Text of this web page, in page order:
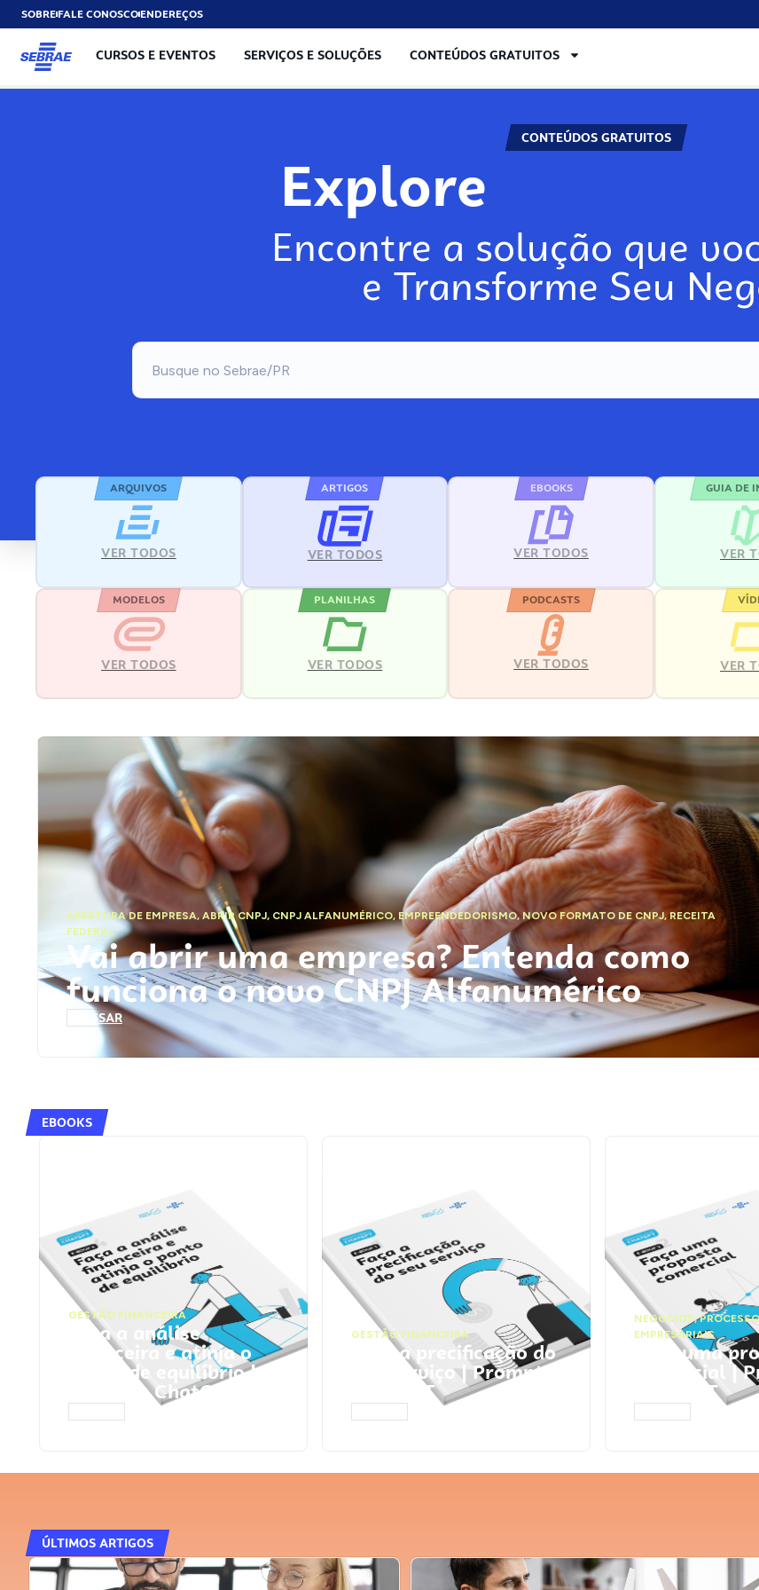
SOBREFALE CONOSCOENDEREÇOS
CURSOS E EVENTOS SERVIÇOS E SOLUÇÕES CONTEÚDOS GRATUITOS
CONTEÚDOS GRATUITOS
Explore
Encontre a solução que
e Transforme Seu
ARQUIVOS
VER TODOS
ARTIGOS
VER TODOS
EBOOKS
VER TODOS
GUIA DE
VER
MODELOS
VER TODOS
PLANILHAS
VER TODOS
PODCASTS
VER TODOS VER
ABERTURA DE EMPRESA,ABRIR CNPJ, CNPJ ALFANUMÉRICO, EMPREENDEDORISMO,NOVO FORMATO DE CNPJ,RECEITA
FEDERAL
Vai abrir uma empresa? Entenda como
funciona o novo CNPJ Alfanumérico
ACESSAR
EBOOKS
GESTÃO FINANCEIRA
Faça a análise
financeira e atinja o
ponto de equilíbrio |
Prompts ChatGPT
GESTÃO FINANCEIRA
Faça a precificação do
seu serviço | Prompts
ChatGPT
NEGÓCIOS,
EMPRESARIAIS
Faça uma
comercial |
ChatGPT
ÚLTIMOS ARTIGOS